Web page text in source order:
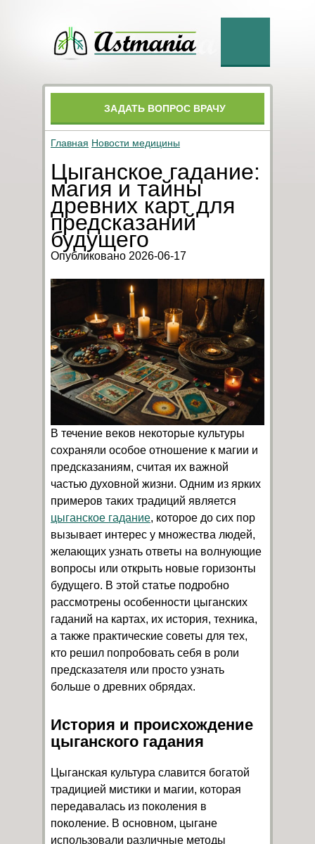
ЗАДАТЬ ВОПРОС ВРАЧУ
Главная Новости медицины
Цыганское гадание:
магия и тайны
древних карт для
предсказаний
будущего
Опубликовано 2026-06-17
В течение веков некоторые культуры
сохраняли особое отношение к магии и
предсказаниям, считая их важной
частью духовной жизни. Одним из ярких
примеров таких традиций является
цыганское гадание, которое до сих пор
вызывает интерес у множества людей,
желающих узнать ответы на волнующие
вопросы или открыть новые горизонты
будущего. В этой статье подробно
рассмотрены особенности цыганских
гаданий на картах, их история, техника,
а также практические советы для тех,
кто решил попробовать себя в роли
предсказателя или просто узнать
больше о древних обрядах.
История и происхождение
цыганского гадания
Цыганская культура славится богатой
традицией мистики и магии, которая
передавалась из поколения в
поколение. В основном, цыгане
использовали различные методы